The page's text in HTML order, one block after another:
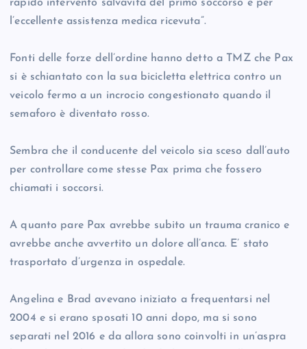
rapido intervento salvavita del primo soccorso e per
l’eccellente assistenza medica ricevuta”.
Fonti delle forze dell’ordine hanno detto a TMZ che Pax
si è schiantato con la sua bicicletta elettrica contro un
veicolo fermo a un incrocio congestionato quando il
semaforo è diventato rosso.
Sembra che il conducente del veicolo sia sceso dall’auto
per controllare come stesse Pax prima che fossero
chiamati i soccorsi.
A quanto pare Pax avrebbe subito un trauma cranico e
avrebbe anche avvertito un dolore all’anca. E’ stato
trasportato d’urgenza in ospedale.
Angelina e Brad avevano iniziato a frequentarsi nel
2004 e si erano sposati 10 anni dopo, ma si sono
separati nel 2016 e da allora sono coinvolti in un’aspra